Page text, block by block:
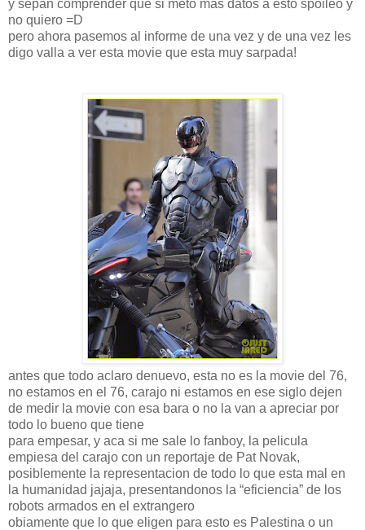
y sepan comprender que si meto mas datos a esto spoileo y
no quiero =D
pero ahora pasemos al informe de una vez y de una vez les
digo valla a ver esta movie que esta muy sarpada!
antes que todo aclaro denuevo, esta no es la movie del 76,
no estamos en el 76, carajo ni estamos en ese siglo dejen
de medir la movie con esa bara o no la van a apreciar por
todo lo bueno que tiene
para empesar, y aca si me sale lo fanboy, la pelicula
empiesa del carajo con un reportaje de Pat Novak,
posiblemente la representacion de todo lo que esta mal en
la humanidad jajaja, presentandonos la “eficiencia” de los
robots armados en el extrangero
obiamente que lo que eligen para esto es Palestina o un